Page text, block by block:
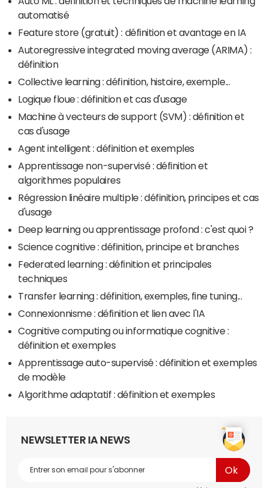
automatisé
Feature store (gratuit) : définition et avantage en IA
Autoregressive integrated moving average (ARIMA) :
définition
Collective learning : définition, histoire, exemple...
Logique floue : définition et cas d'usage
Machine à vecteurs de support (SVM) : définition et
cas d'usage
Agent intelligent : définition et exemples
Apprentissage non-supervisé : définition et
algorithmes populaires
Régression linéaire multiple : définition, principes et cas
d'usage
Deep learning ou apprentissage profond : c'est quoi ?
Science cognitive : définition, principe et branches
Federated learning : définition et principales
techniques
Transfer learning : définition, exemples, fine tuning...
Connexionnisme : définition et lien avec l'IA
Cognitive computing ou informatique cognitive :
définition et exemples
Apprentissage auto-supervisé : définition et exemples
de modèle
Algorithme adaptatif : définition et exemples
NEWSLETTER IA NEWS